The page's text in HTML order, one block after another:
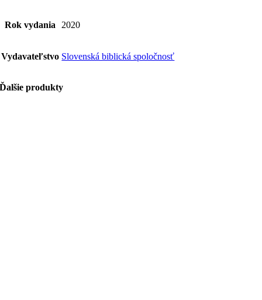
Rok vydania 2020
Vydavateľstvo Slovenská biblická spoločnosť
Ďalšie produkty